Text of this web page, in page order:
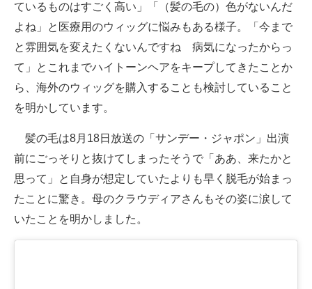
ているものはすごく高い」「（髪の毛の）色がないんだ
よね」と医療用のウィッグに悩みもある様子。「今まで
と雰囲気を変えたくないんですね 病気になったからっ
て」とこれまでハイトーンヘアをキープしてきたことか
ら、海外のウィッグを購入することも検討していること
を明かしています。
髪の毛は8月18日放送の「サンデー・ジャポン」出演
前にごっそりと抜けてしまったそうで「ああ、来たかと
思って」と自身が想定していたよりも早く脱毛が始まっ
たことに驚き。母のクラウディアさんもその姿に涙して
いたことを明かしました。